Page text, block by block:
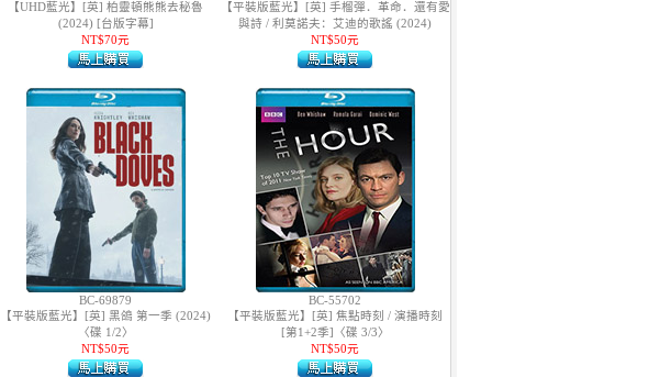
【UHD藍光】[英] 柏靈頓熊熊去秘魯
(2024) [台版字幕]
NT$70元
【平裝版藍光】[英] 手榴彈．革命．還有愛
與詩 / 利莫諾夫：艾迪的歌謠 (2024)
NT$50元
BC-69879
【平裝版藍光】[英] 黑鴿 第一季 (2024)
〈碟 1/2〉
NT$50元
BC-55702
【平裝版藍光】[英] 焦點時刻 / 演播時刻
[第1+2季]〈碟 3/3〉
NT$50元